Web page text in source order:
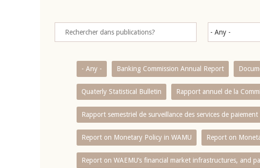
- Any - Banking Commission Annual Report
Quaterly Statistical Bulletin Rapport annuel de la
Rapport semestriel de surveillance des services de
Report on Monetary Policy in WAMU Report on
Report on WAEMU’s financial market infrastructures, and